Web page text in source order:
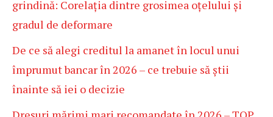
grindină: Corelația dintre grosimea oțelului și
gradul de deformare
De ce să alegi creditul la amanet în locul unui
împrumut bancar în 2026 – ce trebuie să știi
înainte să iei o decizie